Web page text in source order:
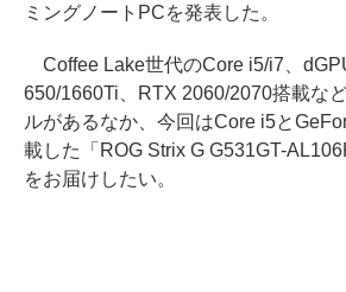
ミングノートPCを発表した。
Coffee Lake世代のCore i5/i7、
650/1660Ti、RTX 2060/2070搭載な
ルがあるなか、今回はCore i5と
載した「ROG Strix G G531GT-
をお届けしたい。